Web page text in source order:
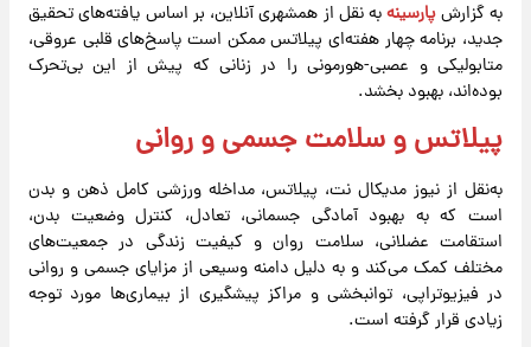
به گزارش پارسینهبه نقل از همشهری آنلاین، بر اساس یافته‌های تحقیق
جدید، برنامه چهار هفته‌ای پیلاتس ممکن است پاسخ‌های قلبی عروقی،
متابولیکی و عصبی-هورمونی را در زنانی که پیش از این بی‌تحرک
بوده‌اند، بهبود بخشد.
پیلاتس و سلامت جسمی و روانی
به‌نقل از نیوز مدیکال نت، پیلاتس، مداخله ورزشی کامل ذهن و بدن
است که به بهبود آمادگی جسمانی، تعادل، کنترل وضعیت بدن،
استقامت عضلانی، سلامت روان و کیفیت زندگی در جمعیت‌های
مختلف کمک می‌کند و به‌ دلیل دامنه وسیعی از مزایای جسمی و روانی
در فیزیوتراپی، توانبخشی و مراکز پیشگیری از بیماری‌ها مورد توجه
زیادی قرار گرفته است.